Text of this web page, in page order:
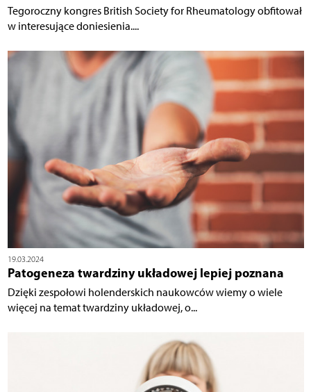
Tegoroczny kongres British Society for Rheumatology obfitował
w interesujące doniesienia....
19.03.2024
Patogeneza twardziny układowej lepiej poznana
Dzięki zespołowi holenderskich naukowców wiemy o wiele
więcej na temat twardziny układowej, o...